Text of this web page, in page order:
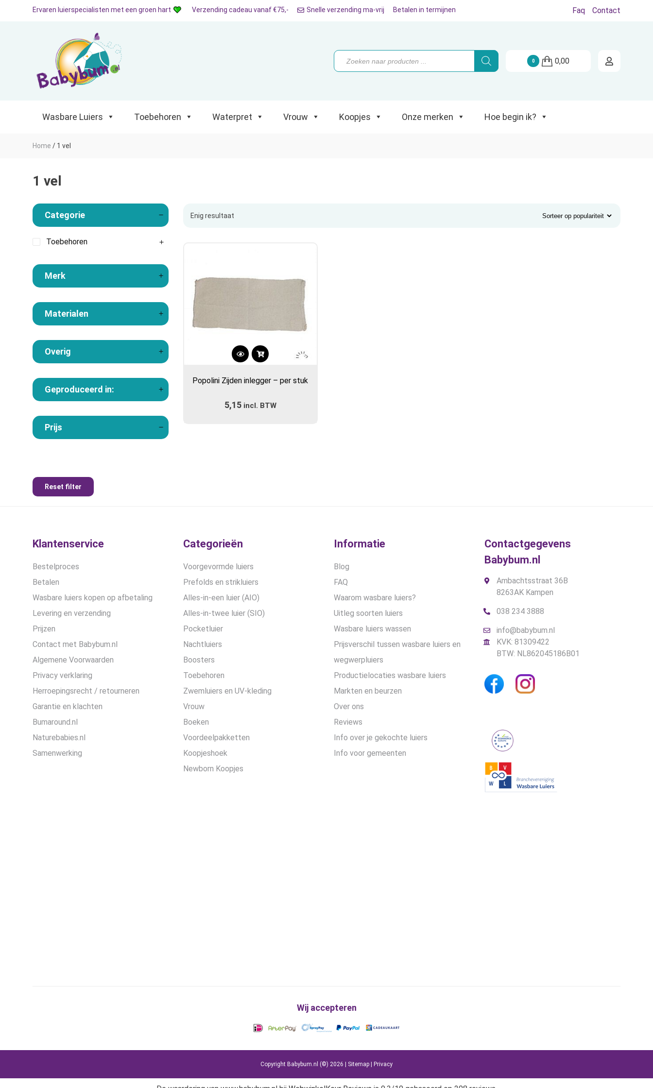
Wasbare Luiers Toebehoren Koopjes Onze merken Hoe begin ik?
Ervaren luierspecialisten met een groen hart Verzending cadeau vanaf €75,- Snelle verzending ma-vrij Betalen in termijnen Faq Contact
Producten
zoeken
0 0,00
Wasbare Luiers Toebehoren Waterpret Vrouw Koopjes Onze merken Hoe begin ik?
Home / 1 vel
1 vel
Categorie
Toebehoren
Merk
Materialen
Overig
Geproduceerd in:
Prijs
Reset filter
Enig resultaat
Dit
heeft
variaties.
Popolini Zijden inlegger – per stuk
5,15 incl. BTW
Klantenservice
Bestelproces
Betalen
Wasbare luiers kopen op afbetaling
Levering en verzending
Prijzen
Contact met Babybum.nl
Algemene Voorwaarden
Privacy verklaring
Herroepingsrecht / retourneren
Garantie en klachten
Bumaround.nl
Naturebabies.nl
Samenwerking
Categorieën
Voorgevormde luiers
Prefolds en strikluiers
Alles-in-een luier (AIO)
Alles-in-twee luier (SIO)
Pocketluier
Nachtluiers
Boosters
Toebehoren
Zwemluiers en UV-kleding
Vrouw
Boeken
Voordeelpakketten
Koopjeshoek
Newborn Koopjes
Informatie
Blog
FAQ
Waarom wasbare luiers?
Uitleg soorten luiers
Wasbare luiers wassen
Prijsverschil tussen wasbare luiers en
wegwerpluiers
Productielocaties wasbare luiers
Markten en beurzen
Over ons
Reviews
Info over je gekochte luiers
Info voor gemeenten
Contactgegevens
Babybum.nl
Ambachtsstraat 36B
8263AK Kampen
038 234 3888
info@babybum.nl
KVK: 81309422
BTW: NL862045186B01
Wij accepteren
Copyright Babybum.nl (©) 2026 | Sitemap Privacy